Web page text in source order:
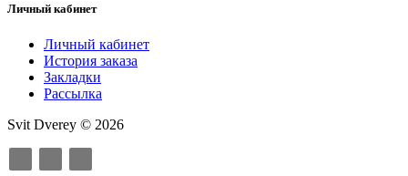
Личный кабинет
Личный кабинет
История заказа
Закладки
Рассылка
Svit Dverey © 2026